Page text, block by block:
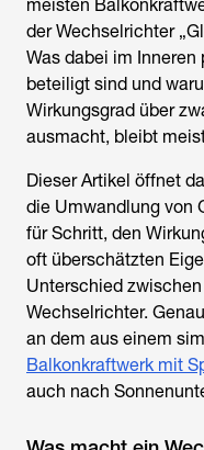
meisten
der Wechselrichter
Was dabei im
beteiligt sind und
Wirkungsgrad über
ausmacht, bleibt
Dieser Artikel öffnet
die Umwandlung von
für Schritt, den
oft überschätzten
Unterschied
Wechselrichter.
an dem aus einem
Balkonkraftwerk mit
auch nach